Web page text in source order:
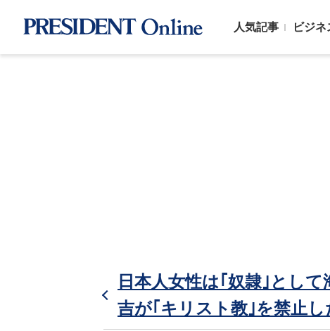
人気記事 ビジネ
日本人女性は｢奴隷｣とし
吉が｢キリスト教｣を禁止